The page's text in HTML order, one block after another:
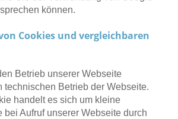
können.
Cookies und vergleichbaren
Betrieb unserer Webseite
technischen Betrieb der Webseite.
handelt es sich um kleine
bei Aufruf unserer Webseite durch